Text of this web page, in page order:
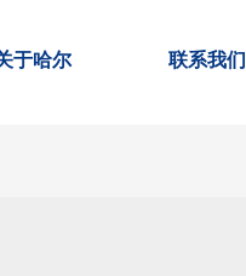
于哈尔 联系我们